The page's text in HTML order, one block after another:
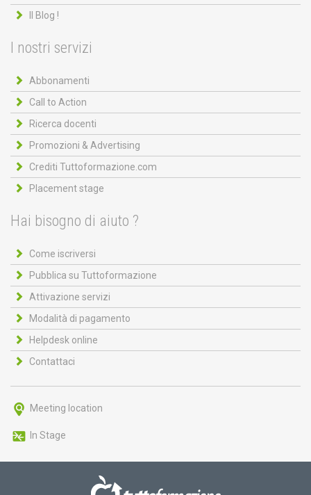
Il Blog !
I nostri servizi
Abbonamenti
Call to Action
Ricerca docenti
Promozioni & Advertising
Crediti Tuttoformazione.com
Placement stage
Hai bisogno di aiuto ?
Come iscriversi
Pubblica su Tuttoformazione
Attivazione servizi
Modalità di pagamento
Helpdesk online
Contattaci
Meeting location
In Stage